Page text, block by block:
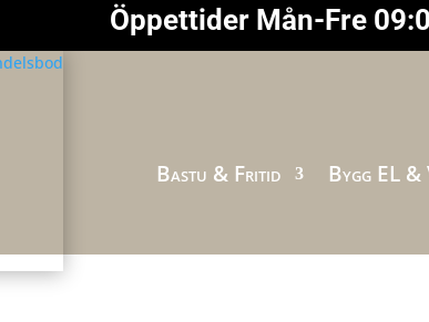
Öppettider Mån-Fre
Bastu & Fritid Bygg EL &